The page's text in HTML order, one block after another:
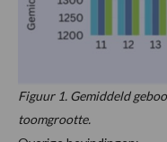
Figuur 1. Gemiddeld
toomgrootte.